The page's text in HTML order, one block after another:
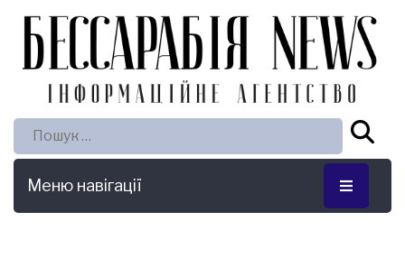
Пошук:
Меню навігації